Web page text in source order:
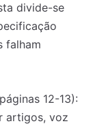
divide-se
falham
12-13):
artigos, voz